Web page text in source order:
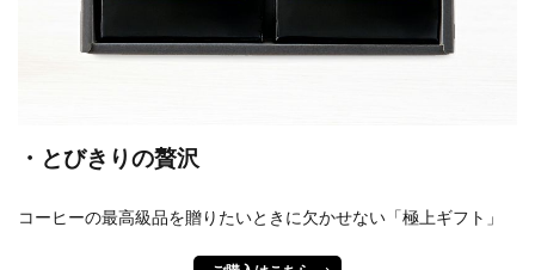
・とびきりの贅沢
コーヒーの最高級品を贈りたいときに欠かせない「極上ギフト」